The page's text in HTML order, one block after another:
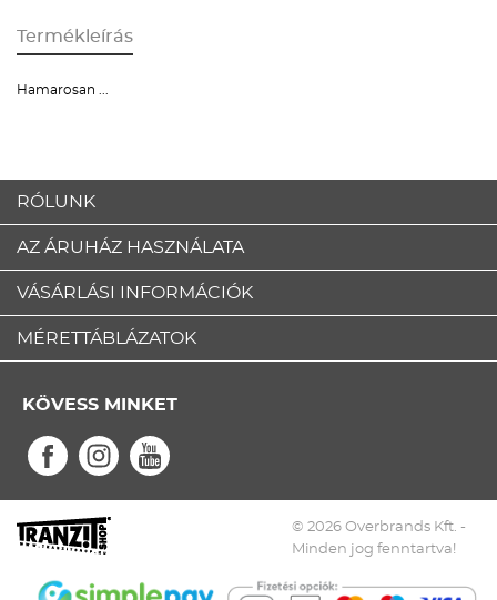
Termékleírás
Hamarosan ...
RÓLUNK
AZ ÁRUHÁZ HASZNÁLATA
VÁSÁRLÁSI INFORMÁCIÓK
MÉRETTÁBLÁZATOK
KÖVESS MINKET
© 2026 Overbrands Kft. -
Minden jog fenntartva!